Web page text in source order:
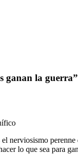
ganan la guerra”
nerviosismo
lo que sea para